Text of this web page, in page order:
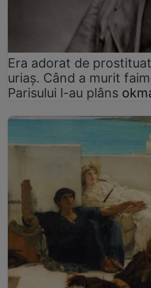
Era adorat de
uriaș. Când a murit
Parisului l-au plâns